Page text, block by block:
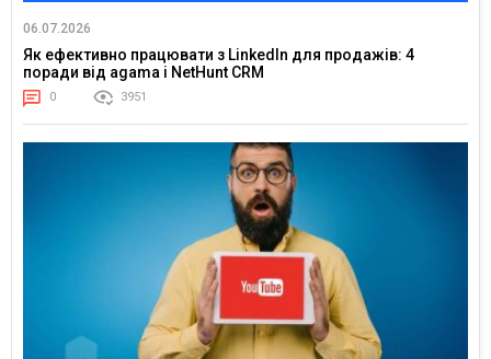
06.07.2026
Як ефективно працювати з LinkedIn для продажів: 4
поради від agama і NetHunt CRM
0 3951